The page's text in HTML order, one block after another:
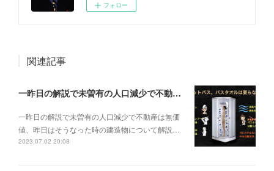
フォロー
関連記事
一昨日の解説で未曽有の人口減少で不動産は無価値、昨日はそうなった時の建造物について解説、今日からはその設備について解説をして行く。
一昨日の解説で未曽有の人口減少で不動産は無価
値、昨日はそうなった時の建造物について解説…
2023.07.02 20:08